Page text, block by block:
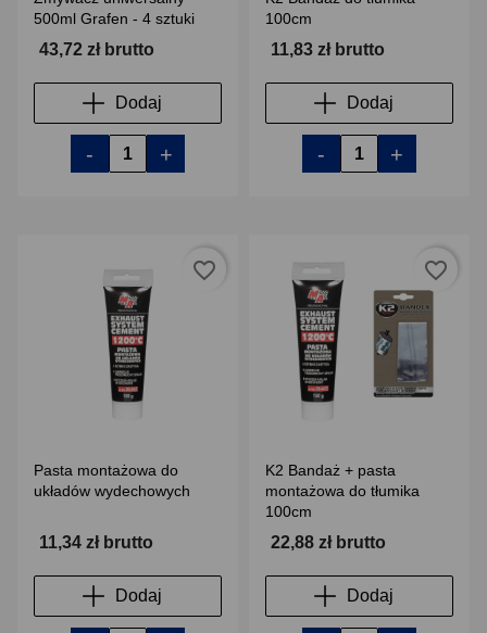
500ml Grafen - 4 sztuki
43,72 zł brutto
Dodaj
- +
100cm
11,83 zł brutto
Dodaj
- +
Pasta montażowa do
układów wydechowych
11,34 zł brutto
Dodaj
favorite_border
K2 Bandaż + pasta
montażowa do tłumika
100cm
22,88 zł brutto
Dodaj
favorite_border